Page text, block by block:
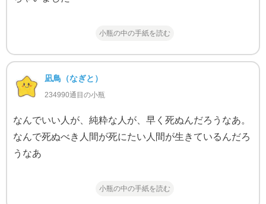
小瓶の中の手紙を読む
凪鳥（なぎと）
234990通目の小瓶
なんでいい人が、純粋な人が、早く死ぬんだろうなあ。
なんで死ぬべき人間が死にたい人間が生きているんだろ
うなあ
小瓶の中の手紙を読む